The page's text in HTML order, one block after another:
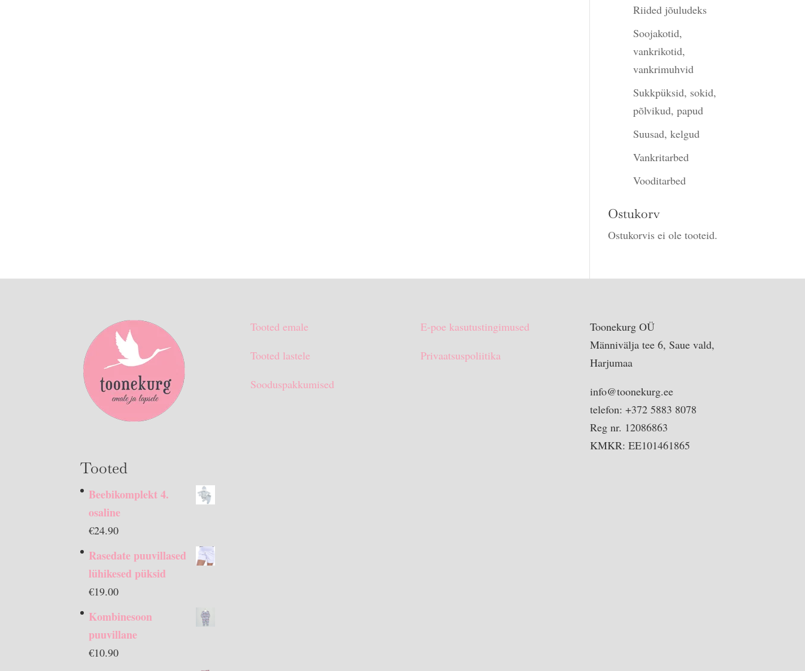
Riided jõuludeks
Soojakotid,
vankrikotid,
vankrimuhvid
Sukkpüksid, sokid,
põlvikud, papud
Suusad, kelgud
Vankritarbed
Vooditarbed
Ostukorv
Ostukorvis ei ole tooteid.
Tooted
Beebikomplekt 4.
osaline
€24.90
Rasedate puuvillased
lühikesed püksid
€19.00
Kombinesoon
puuvillane
€10.90
Tooted emale
Tooted lastele
Sooduspakkumised
E-poe kasutustingimused
Privaatsuspoliitika
Toonekurg OÜ
Männivälja tee 6, Saue vald,
Harjumaa
info@toonekurg.ee
telefon: +372 5883 8078
Reg nr. 12086863
KMKR: EE101461865